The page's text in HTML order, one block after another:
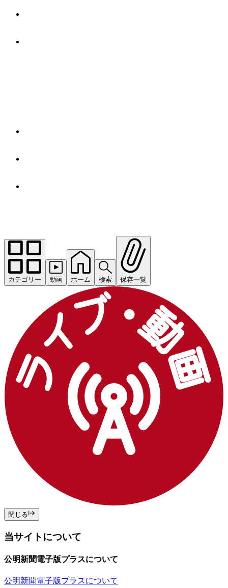
カテゴリー 動画 ホーム 検索 保存一覧
閉じる
当サイトについて
公明新聞電子版プラスについて
公明新聞電子版プラスについて